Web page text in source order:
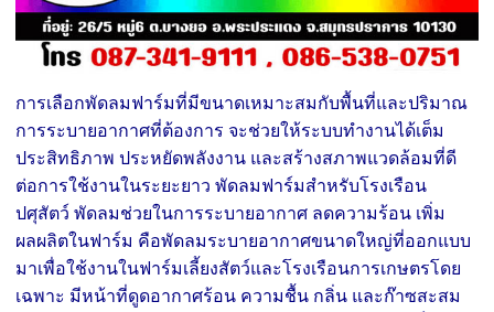
การเลือกพัดลมฟาร์มที่มีขนาดเหมาะสมกับพื้นที่และปริมาณ
การระบายอากาศที่ต้องการ จะช่วยให้ระบบทำงานได้เต็ม
ประสิทธิภาพ ประหยัดพลังงาน และสร้างสภาพแวดล้อมที่ดี
ต่อการใช้งานในระยะยาว พัดลมฟาร์มสำหรับโรงเรือน
ปศุสัตว์ พัดลมช่วยในการระบายอากาศ ลดความร้อน เพิ่ม
ผลผลิตในฟาร์ม คือพัดลมระบายอากาศขนาดใหญ่ที่ออกแบบ
มาเพื่อใช้งานในฟาร์มเลี้ยงสัตว์และโรงเรือนการเกษตรโดย
เฉพาะ มีหน้าที่ดูดอากาศร้อน ความชื้น กลิ่น และก๊าซสะสม